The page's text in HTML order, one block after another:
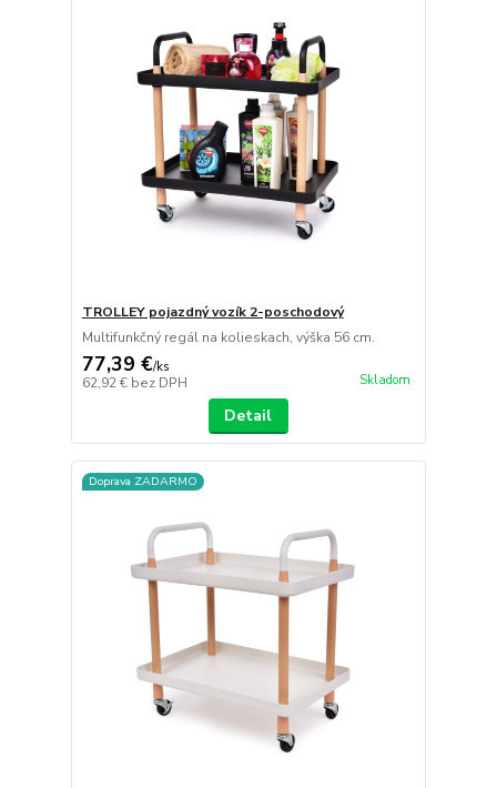
TROLLEY pojazdný vozík 2-poschodový
Multifunkčný regál na kolieskach, výška 56 cm.
77,39 €/ks
62,92 € bez DPH Skladom
Detail
Doprava ZADARMO